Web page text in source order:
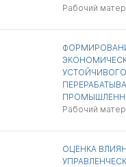
Рабочий
Рабочий
ОЦЕНКА